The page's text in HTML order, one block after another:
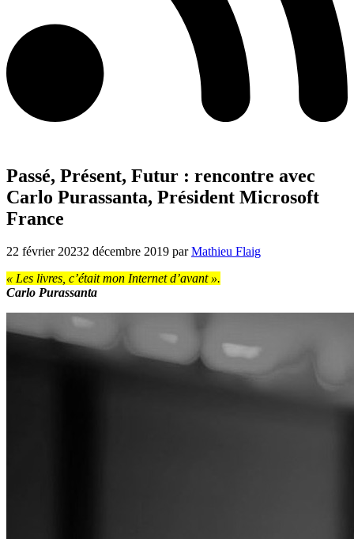
Passé, Présent, Futur : rencontre avec
Carlo Purassanta, Président Microsoft
France
22 février 20232 décembre 2019 parMathieu Flaig
« Les livres, c’était mon Internet d’avant ».
Carlo Purassanta